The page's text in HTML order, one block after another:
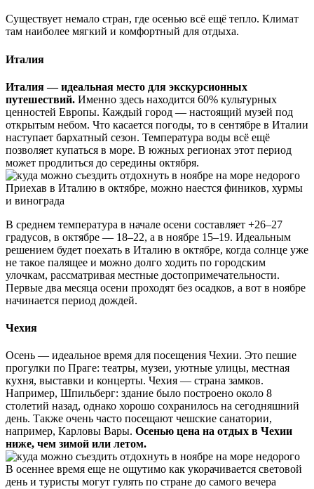
Существует немало стран, где осенью всё ещё тепло. Климат
там наиболее мягкий и комфортный для отдыха.
Италия
Италия — идеальная место для экскурсионных
путешествий. Именно здесь находится 60% культурных
ценностей Европы. Каждый город — настоящий музей под
открытым небом. Что касается погоды, то в сентябре в Италии
наступает бархатный сезон. Температура воды всё ещё
позволяет купаться в море. В южных регионах этот период
может продлиться до середины октября.
Приехав в Италию в октябре, можно наестся фиников, хурмы
и винограда
В среднем температура в начале осени составляет +26–27
градусов, в октябре — 18–22, а в ноябре 15–19. Идеальным
решением будет поехать в Италию в октябре, когда солнце уже
не такое палящее и можно долго ходить по городским
улочкам, рассматривая местные достопримечательности.
Первые два месяца осени проходят без осадков, а вот в ноябре
начинается период дождей.
Чехия
Осень — идеальное время для посещения Чехии. Это пешие
прогулки по Праге: театры, музеи, уютные улицы, местная
кухня, выставки и концерты. Чехия — страна замков.
Например, Шпильберг: здание было построено около 8
столетий назад, однако хорошо сохранилось на сегодняшний
день. Также очень часто посещают чешские санатории,
например, Карловы Вары. Осенью цена на отдых в Чехии
ниже, чем зимой или летом.
В осеннее время еще не ощутимо как укорачивается световой
день и туристы могут гулять по стране до самого вечера